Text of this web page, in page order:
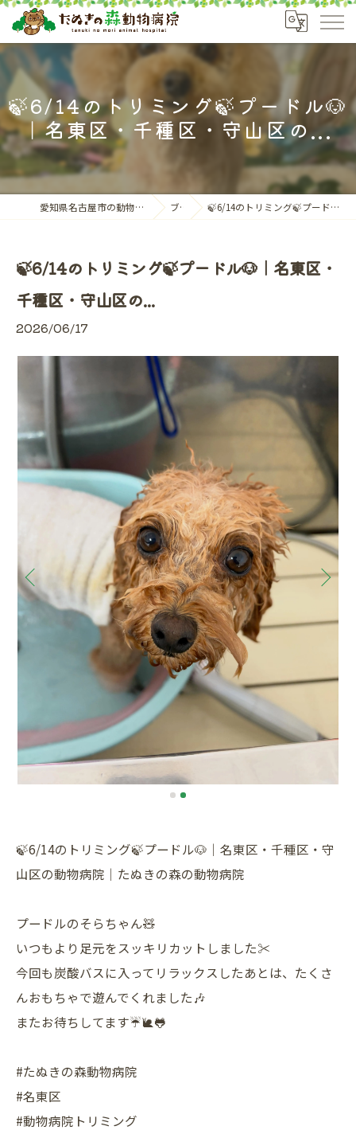
🍃6/14のトリミング🍃プードル🐶
｜名東区・千種区・守山区の...
愛知県名古屋市の動物病院ならたぬきの森動物病院 ブログ 🍃6/14のトリミング🍃プードル🐶｜名東区・千種区・守山区の...
🍃6/14のトリミング🍃プードル🐶｜名東区・
千種区・守山区の...
2026/06/17
🍃6/14のトリミング🍃プードル🐶｜名東区・千種区・守
山区の動物病院｜たぬきの森の動物病院
プードルのそらちゃん🧸
いつもより足元をスッキリカットしました✂️
今回も炭酸バスに入ってリラックスしたあとは、たくさ
んおもちゃで遊んでくれました🎶
またお待ちしてます☔️🐌🐸
#たぬきの森動物病院
#名東区
#動物病院トリミング